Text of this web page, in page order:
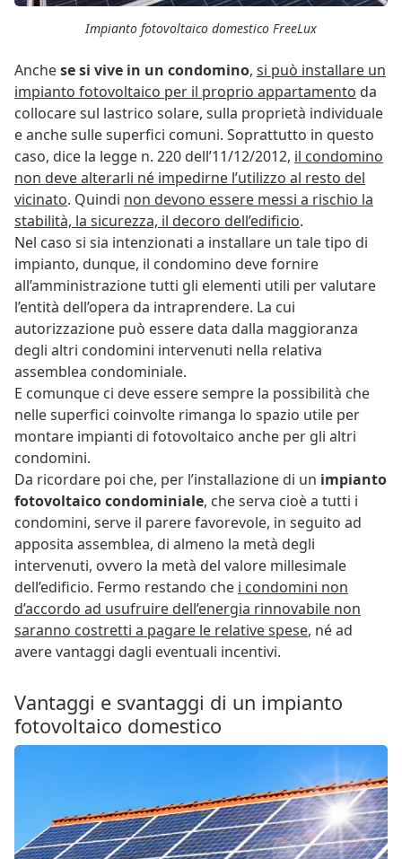
Impianto fotovoltaico domestico FreeLux
Anchese si vive in un condomino, si può installare un
impianto fotovoltaico per il proprio appartamento da
collocare sul lastrico solare, sulla proprietà individuale
e anche sulle superfici comuni. Soprattutto in questo
caso, dice la legge n. 220 dell’11/12/2012, il condomino
non deve alterarli né impedirne l’utilizzo al resto del
vicinato. Quindi non devono essere messi a rischio la
stabilità, la sicurezza, il decoro dell’edificio.
Nel caso si sia intenzionati a installare un tale tipo di
impianto, dunque, il condomino deve fornire
all’amministrazione tutti gli elementi utili per valutare
l’entità dell’opera da intraprendere. La cui
autorizzazione può essere data dalla maggioranza
degli altri condomini intervenuti nella relativa
assemblea condominiale.
E comunque ci deve essere sempre la possibilità che
nelle superfici coinvolte rimanga lo spazio utile per
montare impianti di fotovoltaico anche per gli altri
condomini.
Da ricordare poi che, per l’installazione di un impianto
fotovoltaico condominiale, che serva cioè a tutti i
condomini, serve il parere favorevole, in seguito ad
apposita assemblea, di almeno la metà degli
intervenuti, ovvero la metà del valore millesimale
dell’edificio. Fermo restando che i condomini non
d’accordo ad usufruire dell’energia rinnovabile non
saranno costretti a pagare le relative spese, né ad
avere vantaggi dagli eventuali incentivi.
Vantaggi e svantaggi di un impianto
fotovoltaico domestico